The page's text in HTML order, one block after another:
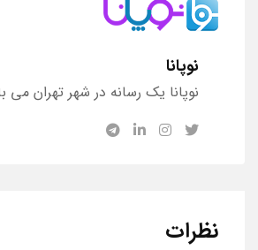
نوپانا
نوپانا یک رسانه در شهر تهران می
نظرات